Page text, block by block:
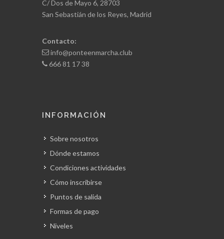
C/ Dos de Mayo 6, 28703
San Sebastián de los Reyes, Madrid
Contacto:
info@ponteenmarcha.club
666 81 17 38
INFORMACIÓN
Sobre nosotros
Dónde estamos
Condiciones actividades
Cómo inscribirse
Puntos de salida
Formas de pago
Niveles